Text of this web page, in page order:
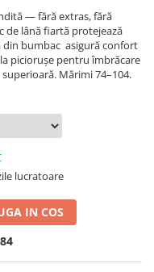
— fără extras, fără
de lână fiartă protejează
bumbac asigură confort
piciorușe pentru îmbrăcare
Mărimi 74–104.
lucratoare
IN COS